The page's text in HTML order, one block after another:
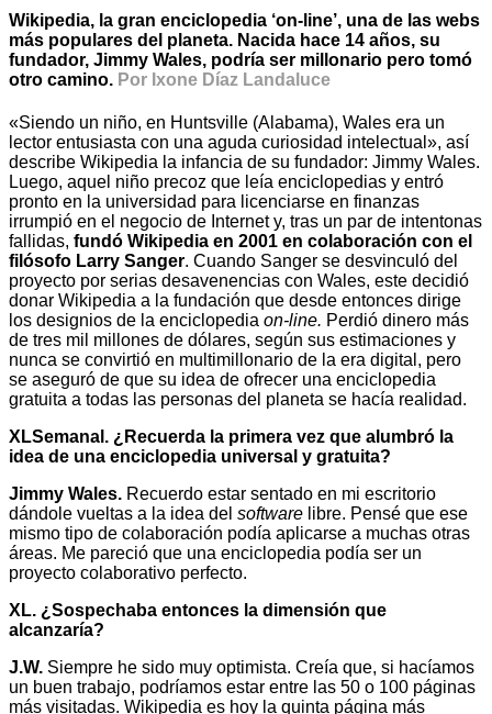
Wikipedia, la gran enciclopedia ‘on-line’, una de las webs
más populares del planeta. Nacida hace 14 años, su
fundador, Jimmy Wales, podría ser millonario pero tomó
otro camino. Por Ixone Díaz Landaluce
«Siendo un niño, en Huntsville (Alabama), Wales era un
lector entusiasta con una aguda curiosidad intelectual», así
describe Wikipedia la infancia de su fundador: Jimmy Wales.
Luego, aquel niño precoz que leía enciclopedias y entró
pronto en la universidad para licenciarse en finanzas
irrumpió en el negocio de Internet y, tras un par de intentonas
fallidas, fundó Wikipedia en 2001 en colaboración con el
filósofo Larry Sanger. Cuando Sanger se desvinculó del
proyecto por serias desavenencias con Wales, este decidió
donar Wikipedia a la fundación que desde entonces dirige
los designios de la enciclopedia on-line. Perdió dinero más
de tres mil millones de dólares, según sus estimaciones y
nunca se convirtió en multimillonario de la era digital, pero
se aseguró de que su idea de ofrecer una enciclopedia
gratuita a todas las personas del planeta se hacía realidad.
XLSemanal. ¿Recuerda la primera vez que alumbró la
idea de una enciclopedia universal y gratuita?
Jimmy Wales. Recuerdo estar sentado en mi escritorio
dándole vueltas a la idea del software libre. Pensé que ese
mismo tipo de colaboración podía aplicarse a muchas otras
áreas. Me pareció que una enciclopedia podía ser un
proyecto colaborativo perfecto.
XL. ¿Sospechaba entonces la dimensión que
alcanzaría?
J.W. Siempre he sido muy optimista. Creía que, si hacíamos
un buen trabajo, podríamos estar entre las 50 o 100 páginas
más visitadas. Wikipedia es hoy la quinta página más